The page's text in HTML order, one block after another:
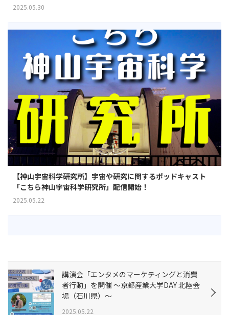
2025.05.30
【神山宇宙科学研究所】宇宙や研究に関するポッドキャスト
「こちら神山宇宙科学研究所」配信開始！
2025.05.22
講演会「エンタメのマーケティングと消費
者行動」を開催 〜京都産業大学DAY 北陸会
場（石川県）〜
2025.05.22